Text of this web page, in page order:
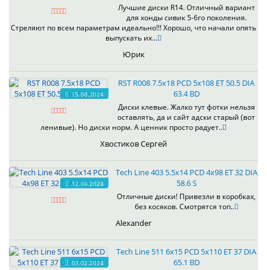
Лучшие диски R14. Отличный вариант
для хонды сивик 5-6го поколения.
Стреляют по всем параметрам идеально!!! Хорошо, что начали опять
выпускать их...
Юрик
15.08.2024
RST R008 7.5x18 PCD 5x108 ET 50.5 DIA
63.4 BD
Диски клевые. Жалко тут фотки нельзя
оставлять, да и сайт адски старый (вот
ленивые). Но диски норм. А ценник просто радует..
Хвостиков Сергей
12.04.2024
Tech Line 403 5.5x14 PCD 4x98 ET 32 DIA
58.6 S
Отличные диски! Привезли в коробках,
без косяков. Смотрятся топ..
Alexander
03.02.2024
Tech Line 511 6x15 PCD 5x110 ET 37 DIA
65.1 BD